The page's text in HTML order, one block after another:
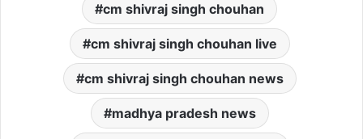
cm shivraj singh chouhan
cm shivraj singh chouhan live
cm shivraj singh chouhan news
madhya pradesh news